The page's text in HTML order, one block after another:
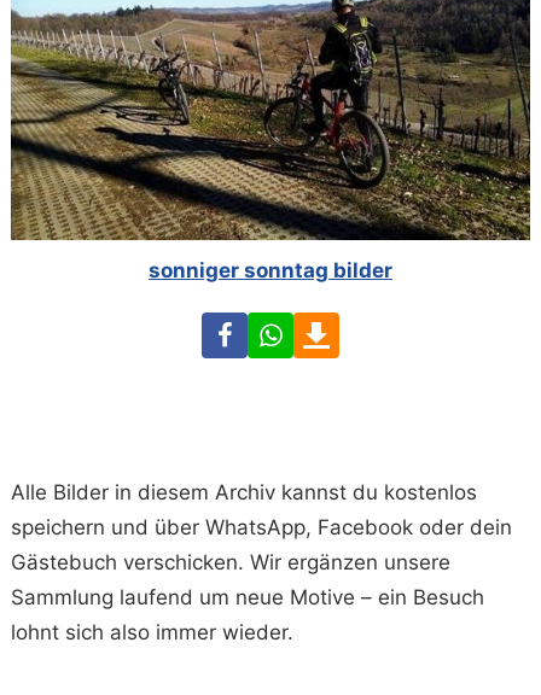
sonniger sonntag bilder
FacebookWhatsApp
Alle Bilder in diesem Archiv kannst du kostenlos
speichern und über WhatsApp, Facebook oder dein
Gästebuch verschicken. Wir ergänzen unsere
Sammlung laufend um neue Motive – ein Besuch
lohnt sich also immer wieder.